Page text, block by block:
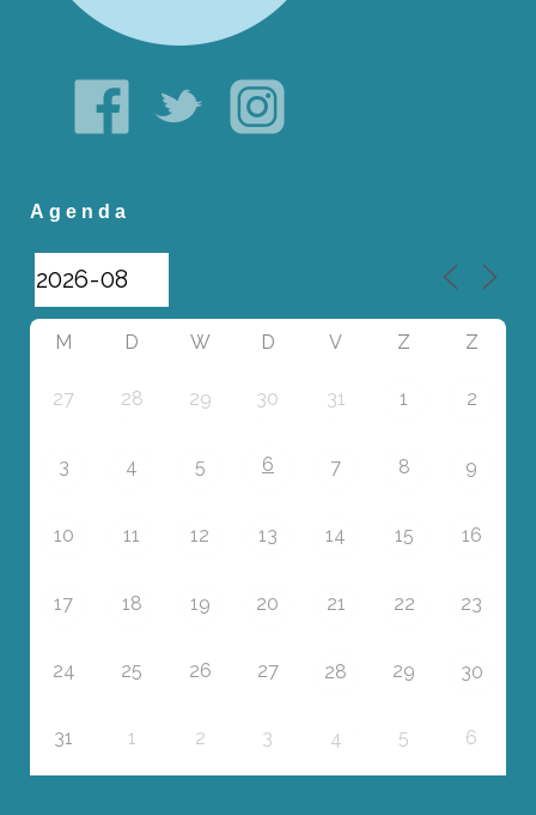
Agenda
M D W D V Z Z
27 28 29 30 31 1 2
3 4 5 6 7 8 9
10 11 12 13 14 15 16
17 18 19 20 21 22 23
24 25 26 27 28 29 30
31 1 2 3 4 5 6